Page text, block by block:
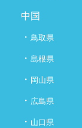
中国
・ 鳥取県
・ 島根県
・ 岡山県
・ 広島県
・ 山口県